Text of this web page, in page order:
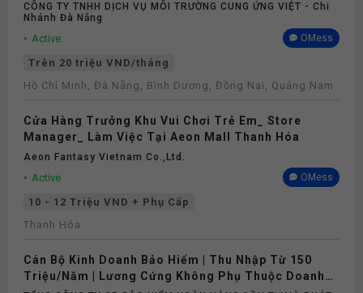
Bảo hiểm
CÔNG TY TNHH DỊCH VỤ MÔI TRƯỜNG CUNG ỨNG VIỆT - Chi
Nhánh Đà Nẵng
Active OMess
Trên 20 triệu VND/tháng
Hồ Chí Minh, Đà Nẵng, Bình Dương, Đồng Nai, Quảng Nam
Cửa Hàng Trưởng Khu Vui Chơi Trẻ Em_ Store
Manager_ Làm Việc Tại Aeon Mall Thanh Hóa
Aeon Fantasy Vietnam Co.,ltd.
Active OMess
10 - 12 Triệu VND + Phụ Cấp
Thanh Hóa
Cán Bộ Kinh Doanh Bảo Hiểm | Thu Nhập Từ 150
Triệu/Năm | Lương Cứng Không Phụ Thuộc Doanh